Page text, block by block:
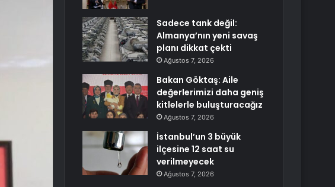
Sadece tank değil:
Almanya’nın yeni savaş
planı dikkat çekti
Ağustos 7, 2026
Bakan Göktaş: Aile
değerlerimizi daha geniş
kitlelerle buluşturacağız
Ağustos 7, 2026
İstanbul’un 3 büyük
ilçesine 12 saat su
verilmeyecek
Ağustos 7, 2026